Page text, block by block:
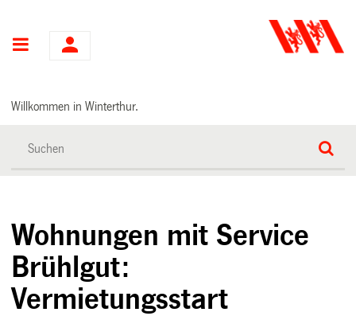
Hauptnavigation
Willkommen in Winterthur.
Wohnungen mit Service
Brühlgut:
Vermietungsstart